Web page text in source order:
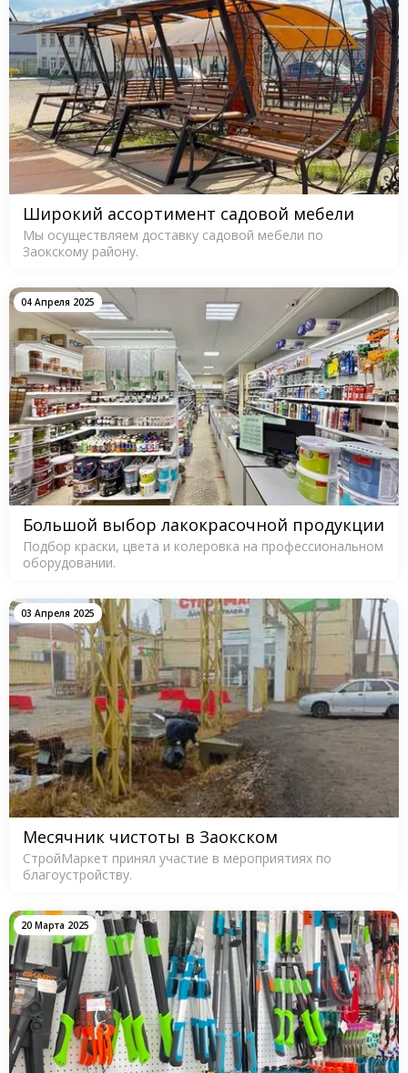
Широкий ассортимент садовой мебели
Мы осуществляем доставку садовой мебели по
Заокскому району.
04 Апреля 2025
Большой выбор лакокрасочной продукции
Подбор краски, цвета и колеровка на профессиональном
оборудовании.
03 Апреля 2025
Месячник чистоты в Заокском
СтройМаркет принял участие в мероприятиях по
благоустройству.
20 Марта 2025